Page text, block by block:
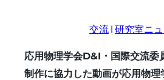
交流 | 研究室ニ
応用物理学会D&I・国際交流委
制作に協力した動画が応用物